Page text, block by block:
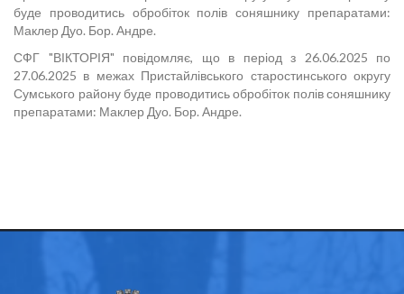
буде проводитись обробіток полів соняшнику препаратами:
Маклер Дуо. Бор. Андре.
СФГ "ВІКТОРІЯ" повідомляє, що в період з 26.06.2025 по
27.06.2025 в межах Пристайлівського старостинського округу
Сумського району буде проводитись обробіток полів соняшнику
препаратами: Маклер Дуо. Бор. Андре.